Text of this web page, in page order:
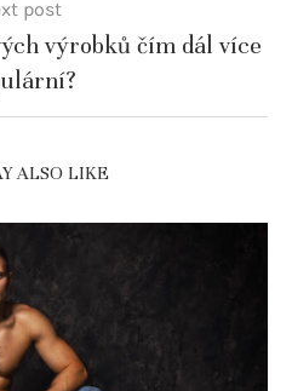
post
výrobků čím dál více
ALSO LIKE